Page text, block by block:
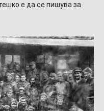
е да се пишува за